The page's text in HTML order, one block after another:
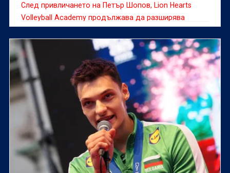
След привличането на Петър Шопов, Lion Hearts
Volleyball Academy продължава да разширява
треньорския си екип с още един доказан
специалист.